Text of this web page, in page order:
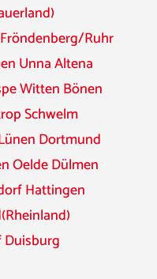
Fröndenberg/Ruhr
UnnaAltena
Witten Bönen
Schwelm
Dortmund
OeldeDülmen
Hattingen
Duisburg